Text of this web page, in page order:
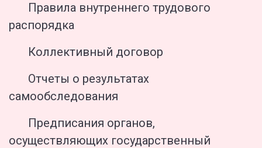
Правила внутреннего трудового
распорядка
Коллективный договор
Отчеты о результатах
самообследования
Предписания органов,
осуществляющих государственный